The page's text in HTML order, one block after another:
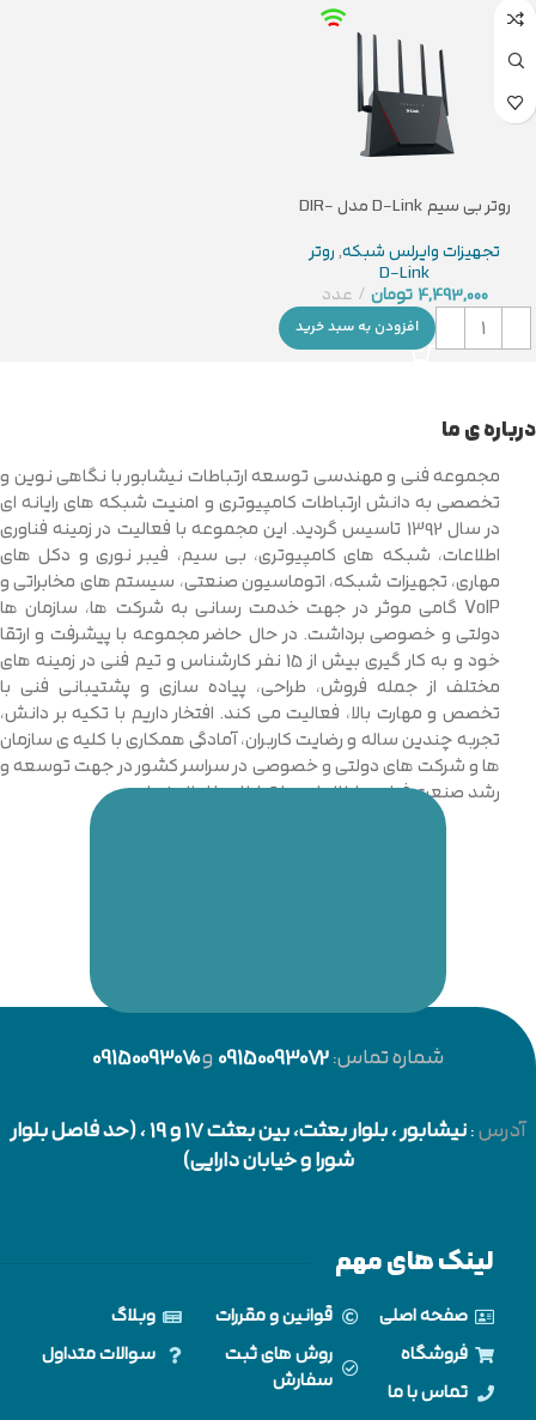
روتر بی سیم D-Link مدل DIR-
تجهیزات وایرلس شبکه,روتر
D-Link
4,493,000 تومان عدد
افزودن به سبد خرید
درباره ی ما
مجموعه فنی و مهندسی توسعه ارتباطات نیشابور با نگاهی نوین و
تخصصی به دانش ارتباطات کامپیوتری و امنیت شبکه های رایانه ای
در سال 1392 تاسیس گردید. این مجموعه با فعالیت در زمینه فناوری
اطلاعات، شبکه های کامپیوتری، بی سیم، فیبر نوری و دکل های
مهاری، تجهیزات شبکه، اتوماسیون صنعتی، سیستم های مخابراتی و
VoIP گامی موثر در جهت خدمت رسانی به شرکت ها، سازمان ها
دولتی و خصوصی برداشت. در حال حاضر مجموعه با پیشرفت و ارتقا
خود و به کار گیری بیش از 15 نفر کارشناس و تیم فنی در زمینه های
مختلف از جمله فروش، طراحی، پیاده سازی و پشتیبانی فنی با
تخصص و مهارت بالا، فعالیت می کند. افتخار داریم با تکیه بر دانش،
تجربه چندین ساله و رضایت کاربران، آمادگی همکاری با کلیه ی سازمان
ها و شرکت های دولتی و خصوصی در سراسر کشور در جهت توسعه و
رشد صنعت فناوری اطلاعات و ارتباطات را اعلام نماییم.
شماره تماس:09150093072و09150093070
آدرس:نیشابور
، بلوار بعثت، بین بعثت 17 و 19 ، (حد فاصل بلوار
شورا و خیابان دارایی)
لینک های مهم
صفحه اصلی
فروشگاه
تماس با ما
قوانین و مقررات
روش های ثبت
سفارش
وبلاگ
سوالات متداول